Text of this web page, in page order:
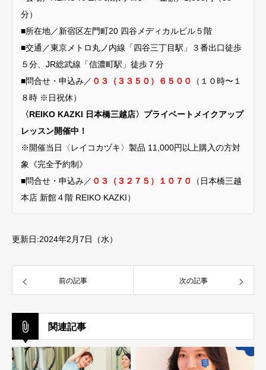
分）
■所在地／新宿区左門町20 四谷メディカルビル５階
■交通／東京メトロ丸ノ内線「四谷三丁目駅」３番出口徒歩
５分、JR総武線「信濃町駅」徒歩７分
■問合せ・申込み／ ０３（３３５０）６５００
（１０時〜１
８時 ※日祝休）
〈REIKO KAZKI 日本橋三越店〉プライベートメイクアップ
レッスン開催中！
※開催当日〈レイコカヅキ〉製品 11,000円以上購入の方対
象《完全予約制》
■問合せ・申込み／ ０３（３２７５）１０７０
（日本橋三越
本店 新館４階 REIKO KAZKI）
更新日:2024年2月7日（水）
前の記事 次の記事
関連記事